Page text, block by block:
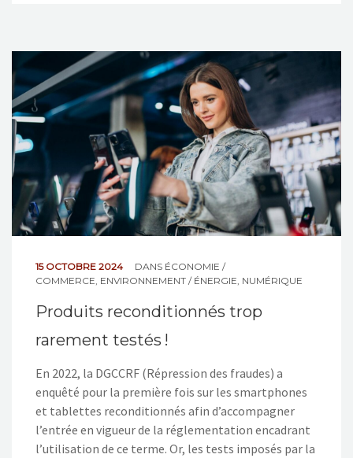
15 OCTOBRE 2024 DANS ÉCONOMIE /
COMMERCE ENVIRONNEMENT / ÉNERGIE NUMÉRIQUE
Produits reconditionnés trop
rarement testés !
En 2022, la DGCCRF (Répression des fraudes) a
enquêté pour la première fois sur les smartphones
et tablettes reconditionnés afin d’accompagner
l’entrée en vigueur de la réglementation encadrant
l’utilisation de ce terme. Or, les tests imposés par la